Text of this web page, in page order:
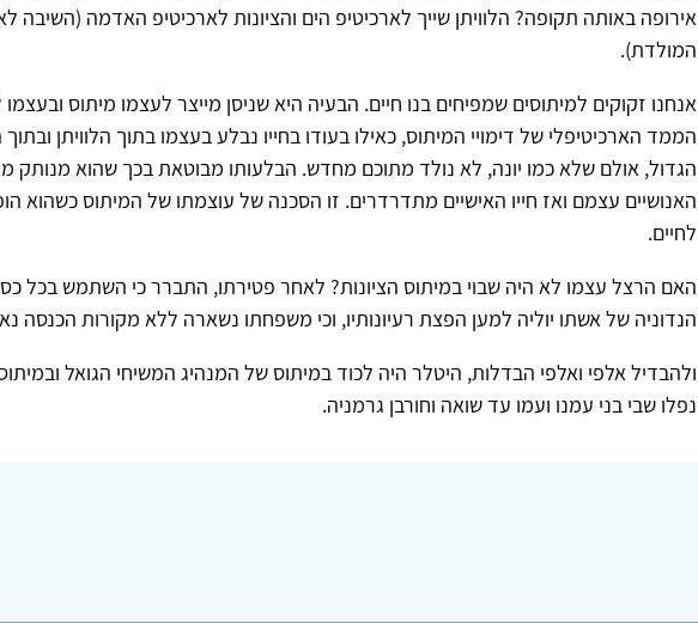
אירופה באותה תקופה? הלוויתן שייך לארכיטיפ הים והציונות לארכיטיפ האדמה (השיבה
המולדת).
אנחנו זקוקים למיתוסים שמפיחים בנו חיים. הבעיה היא שניסן מייצר לעצמו מיתוס ובעצמו
הממד הארכיטיפלי של דימויי המיתוס, כאילו בעודו בחייו נבלע בעצמו בתוך הלוויתן ובתוך
הגדול, אולם שלא כמו יונה, לא נולד מתוכם מחדש. הבלעותו מבוטאת בכך שהוא מנותק
האנושיים עצמם ואז חייו האישיים מתדרדרים. זו הסכנה של עוצמתו של המיתוס כשהוא
לחיים.
האם הרצל עצמו לא היה שבוי במיתוס הציונות? לאחר פטירתו, התברר כי השתמש בכל
הנדוניה של אשתו יוליה למען הפצת רעיונותיו, וכי משפחתו נשארה ללא מקורות הכנסה
ולהבדיל אלפי ואלפי הבדלות, היטלר היה לכוד במיתוס של המנהיג המשיחי הגואל
נפלו שבי בני עמנו ועמו עד שואה וחורבן גרמניה.